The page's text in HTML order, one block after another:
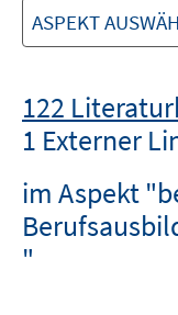
ASPEKT
122
1 Externer
im Aspekt
"